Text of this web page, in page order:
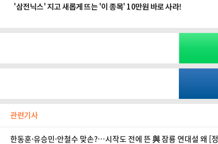
관련기사
한동훈·유승민·안철수 맞손?…시작도 전에 뜬 與 잠룡 연대설 왜 [